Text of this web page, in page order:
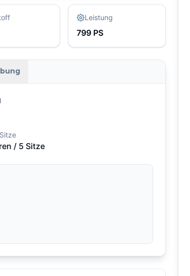
Leistung
799 PS
/ 5 Sitze